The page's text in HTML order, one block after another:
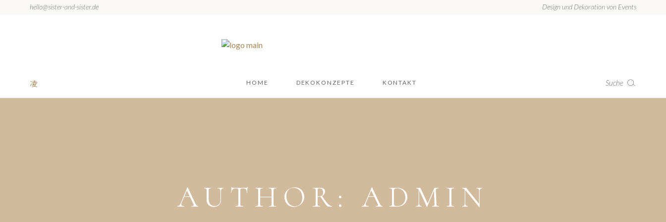
hello@sister-and-sister.de Design und Dekoration von Events
HOME DEKOKONZEPTE KONTAKT Suche
AUTHOR: ADMIN